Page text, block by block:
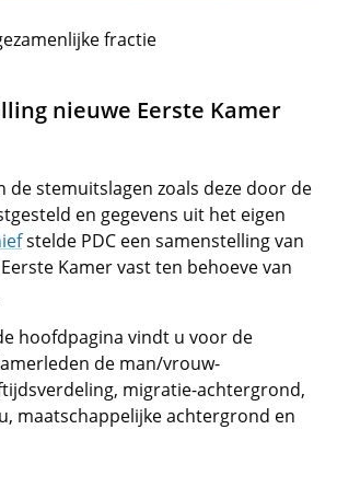
fractie
nieuwe Eerste Kamer
de stemuitslagen zoals deze door de
en gegevens uit het eigen
stelde PDC een samenstelling van
Kamer vast ten behoeve van
hoofdpagina vindt u voor de
de man/vrouw-
migratie-achtergrond,
maatschappelijke achtergrond en